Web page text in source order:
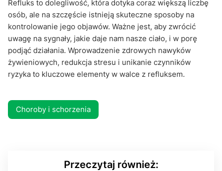
Refluks to dolegliwość, która dotyka coraz większą liczbę
osób, ale na szczęście istnieją skuteczne sposoby na
kontrolowanie jego objawów. Ważne jest, aby zwrócić
uwagę na sygnały, jakie daje nam nasze ciało, i w porę
podjąć działania. Wprowadzenie zdrowych nawyków
żywieniowych, redukcja stresu i unikanie czynników
ryzyka to kluczowe elementy w walce z refluksem.
Choroby i schorzenia
Przeczytaj również: